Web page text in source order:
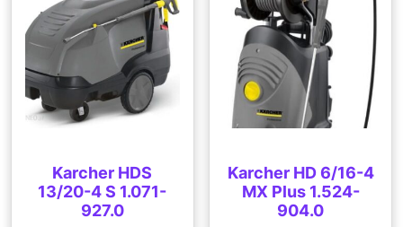
Karcher HDS
13/20-4 S 1.071-
927.0
Karcher HD 6/16-4
MX Plus 1.524-
904.0